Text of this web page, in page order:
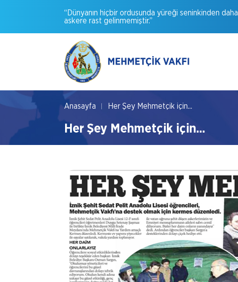
“Dünyanın hiçbir ordusunda yüreği seninkinden daha
askere rast gelinmemiştir.”
Anasayfa Her Şey Mehmetçik için...
Her Şey Mehmetçik için...